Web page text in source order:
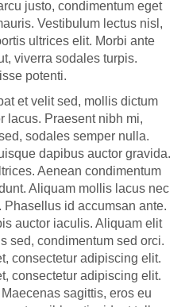
justo, condimentum eget
Vestibulum lectus nisl,
ultrices elit. Morbi ante
viverra sodales turpis.
potenti.
et velit sed, mollis dictum
lacus. Praesent nibh mi,
sodales semper nulla.
dapibus auctor gravida.
Aenean condimentum
Aliquam mollis lacus nec
id accumsan ante.
auctor iaculis. Aliquam elit
sed, condimentum sed orci.
consectetur adipiscing elit.
consectetur adipiscing elit.
sagittis, eros eu